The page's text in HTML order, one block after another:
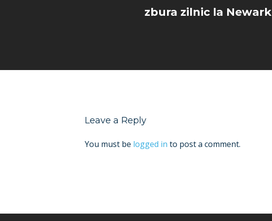
zbura zilnic la Newark
Leave a Reply
You must be logged in to post a comment.